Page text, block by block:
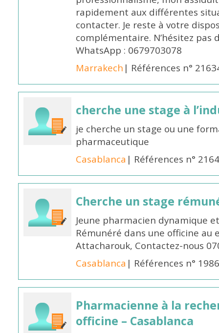
rapidement aux différentes
contacter. Je reste à votre
complémentaire. N’hésitez
WhatsApp : 0679703078
Marrakech | Références n°
cherche une stage à
je cherche un stage ou une
pharmaceutique
Casablanca | Références n°
Cherche un stage
Jeune pharmacien dynamique
Rémunéré dans une officine au
Attacharouk, Contactez-nous
Casablanca | Références n°
Pharmacienne à la
officine – Casablanca